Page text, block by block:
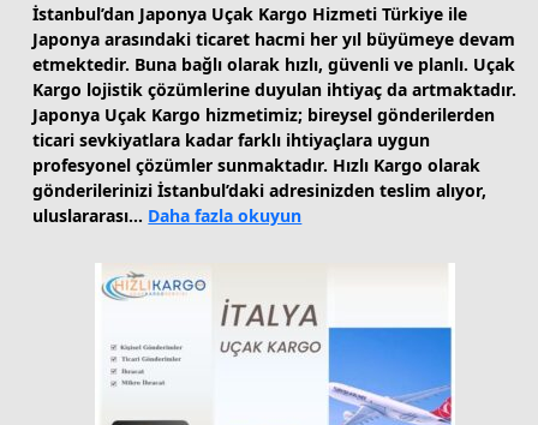
İstanbul’dan Japonya Uçak Kargo Hizmeti Türkiye ile
Japonya arasındaki ticaret hacmi her yıl büyümeye devam
etmektedir. Buna bağlı olarak hızlı, güvenli ve planlı. Uçak
Kargo lojistik çözümlerine duyulan ihtiyaç da artmaktadır.
Japonya Uçak Kargo hizmetimiz; bireysel gönderilerden
ticari sevkiyatlara kadar farklı ihtiyaçlara uygun
profesyonel çözümler sunmaktadır. Hızlı Kargo olarak
gönderilerinizi İstanbul’daki adresinizden teslim alıyor,
uluslararası… Daha fazla okuyun: